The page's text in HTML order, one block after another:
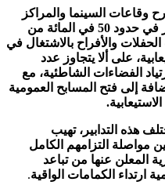
وقاعات السينما والمراكز
الثقافية والمكتبات والمتاحف والمآثر في حدود 50 في المائة من
والأفراح بالاشتغال في
على ألا يتجاوز عدد
بارتياد الفضاءات الشاطئية، مع
إلى فتح المسابح العمومية
هذه التدابير، تهيب
مواصلة التزامهم الكامل
المعلن عنها من تباعد
ارتداء الكمامات الواقية.